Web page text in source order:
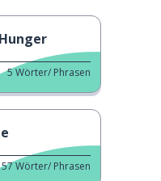
5Wörter/ Phrasen
57Wörter/ Phrasen